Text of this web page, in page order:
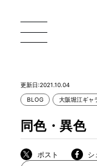
更新日:2021.10.04
BLOG 大阪堀江ギャ
同色・異色
ポスト シ